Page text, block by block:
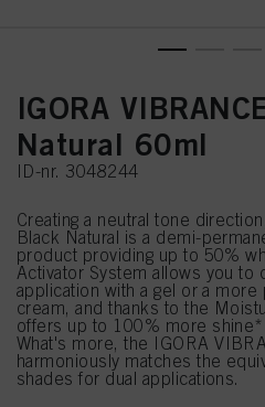
IGORA
Natural 60ml
ID-nr. 3048244
Creating a neutral tone
Black Natural is a demi-
product providing up to 50%
Activator System allows you
application with a gel or a
cream, and thanks to the
offers up to 100% more
What's more, the IGORA
harmoniously matches the
shades for dual applications.